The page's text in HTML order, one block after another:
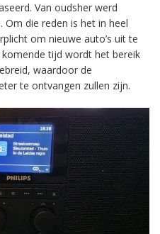
Van oudsher werd
die reden is het in heel
om nieuwe auto’s uit te
tijd wordt het bereik
waardoor de
te ontvangen zullen zijn.